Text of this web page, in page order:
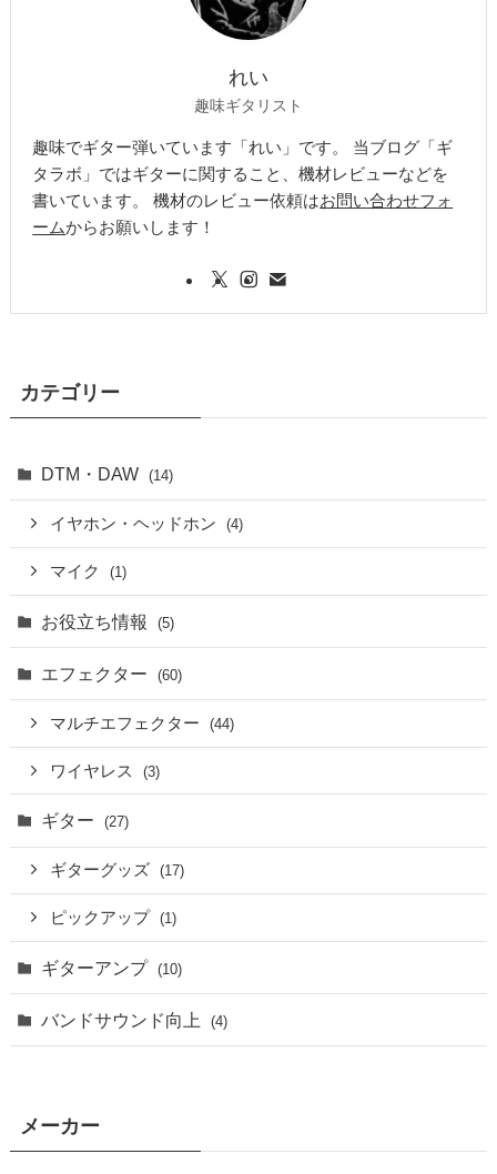
れい
趣味ギタリスト
趣味でギター弾いています「れい」です。 当ブログ「ギ
タラボ」ではギターに関すること、機材レビューなどを
書いています。 機材のレビュー依頼はお問い合わせフォ
ームからお願いします！
カテゴリー
DTM・DAW (14)
イヤホン・ヘッドホン (4)
マイク (1)
お役立ち情報 (5)
エフェクター (60)
マルチエフェクター (44)
ワイヤレス (3)
ギター (27)
ギターグッズ (17)
ピックアップ (1)
ギターアンプ (10)
バンドサウンド向上 (4)
メーカー